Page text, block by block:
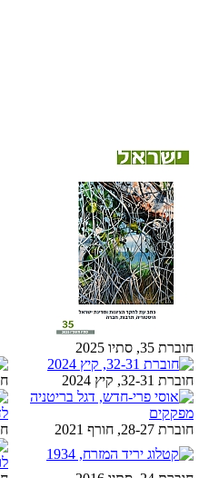
חוברת 35, סתיו 2025
חוברת 32-31, קיץ 2024
חוברת 28-27, חורף 2021